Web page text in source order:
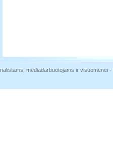
mediadarbuotojams ir visuomenei